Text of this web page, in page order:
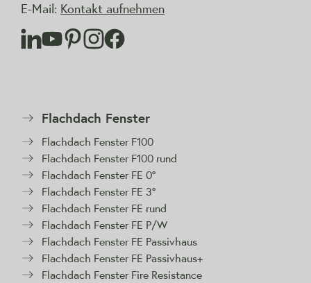
E-Mail: Kontakt aufnehmen
Flachdach Fenster
Flachdach Fenster F100
Flachdach Fenster F100 rund
Flachdach Fenster FE 0°
Flachdach Fenster FE 3°
Flachdach Fenster FE rund
Flachdach Fenster FE P/W
Flachdach Fenster FE Passivhaus
Flachdach Fenster FE Passivhaus+
Flachdach Fenster Fire Resistance